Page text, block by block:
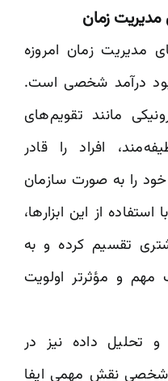
مدیریت زمان
مدیریت زمان امروزه
درآمد شخصی است.
مانند تقویم‌های
افراد را قادر
را به صورت سازمان
از این ابزارها،
تقسیم کرده و به
مهم و مؤثرتر اولویت
تحلیل داده نیز در
شخصی نقش مهمی ایفا